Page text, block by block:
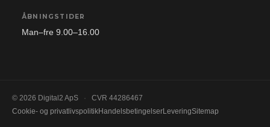
ÅBNINGSTIDER
Man–fre 9.00–16.00
© 2026 Digital2 ApS ·
CVR 44286467
Cookie- og privatlivspolitikHandelsbetingelserLeveringSitemap